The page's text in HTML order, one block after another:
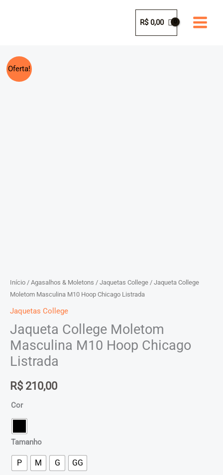
R$0,00
Oferta!
Início / Agasalhos & Moletons / Jaquetas College / Jaqueta College
Moletom Masculina M10 Hoop Chicago Listrada
Jaquetas College
Jaqueta College Moletom
Masculina M10 Hoop Chicago
Listrada
R$ 210,00
Cor
Tamanho
P M G GG